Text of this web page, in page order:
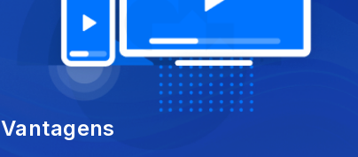
Ep. 27
Vantagens